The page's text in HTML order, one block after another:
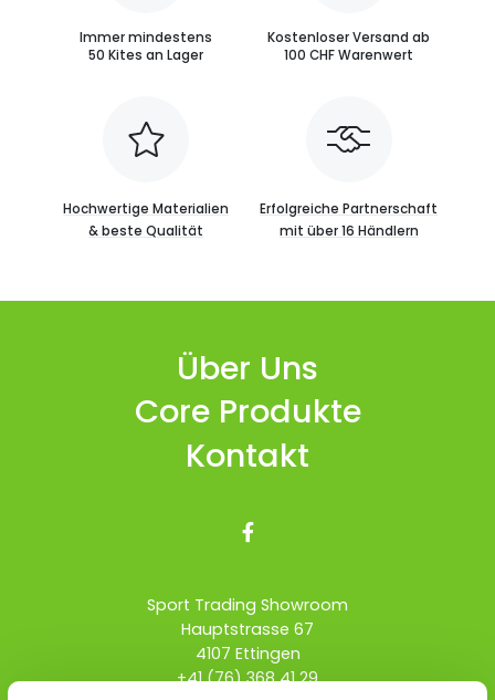
Immer mindestens
50 Kites an Lager
Kostenloser Versand ab
100 CHF Warenwert
Hochwertige Materialien
& beste Qualität
Erfolgreiche Partnerschaft
mit über 16 Händlern
Über Uns
Core Produkte
Kontakt

Sport Trading Showroom
Hauptstrasse 67
4107 Ettingen
+41 (76) 368 41 29